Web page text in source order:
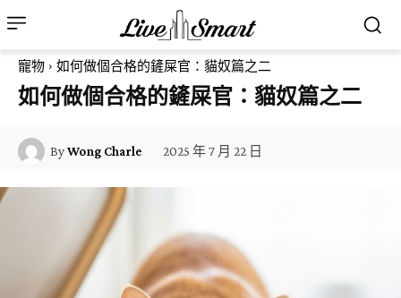
寵物 如何做個合格的鏟屎官：貓奴篇之二
如何做個合格的鏟屎官：貓奴篇之二
ByWong Charle 2025 年 7 月 22 日